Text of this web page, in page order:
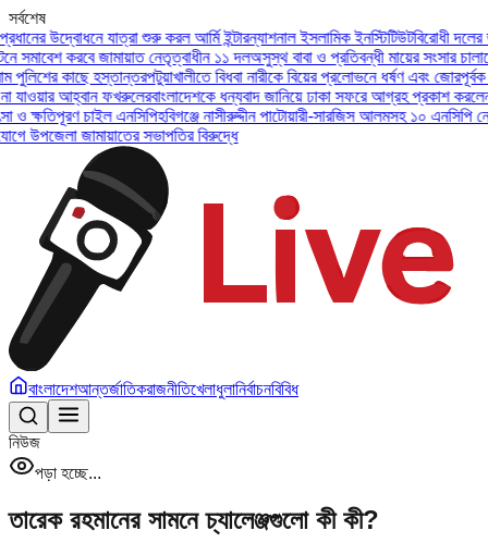
সর্বশেষ
যাত্রা শুরু করল আর্মি ইন্টারন্যাশনাল ইসলামিক ইনস্টিটিউটবিরোধী দলের ভাষা
করবে জামায়াত নেতৃত্বাধীন ১১ দলঅসুস্থ বাবা ও প্রতিবন্ধী মায়ের সংসার চালাতেন
হস্তান্তরপটুয়াখালীতে বিধবা নারীকে বিয়ের প্রলোভনে ধর্ষণ এবং জোরপূর্বক
ফখরুলেরবাংলাদেশকে ধন্যবাদ জানিয়ে ঢাকা সফরে আগ্রহ প্রকাশ করলেন ইউএই
চাইল এনসিপিহবিগঞ্জে নাসীরুদ্দীন পাটোয়ারী-সারজিস আলমসহ ১০ এনসিপি নেতার
জামায়াতের সভাপতির বিরুদ্ধে
বাংলাদেশআন্তর্জাতিকরাজনীতিখেলাধুলানির্বাচনবিবিধ
নিউজ
পড়া হচ্ছে...
তারেক রহমানের সামনে চ্যালেঞ্জগুলো কী কী?